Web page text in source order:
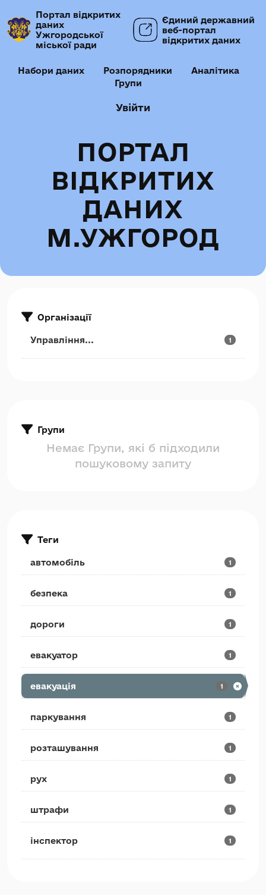
Портал відкритих
даних
Ужгородської
міської ради
Єдиний державний
веб-портал
відкритих даних
Набори даних Розпорядники
Аналітика
Групи
Увійти
ПОРТАЛ
ВІДКРИТИХ
ДАНИХ
М.УЖГОРОД
Організації
Управління... 1
Групи
Немає Групи, які б підходили
пошуковому запиту
Теги
автомобіль 1
безпека 1
дороги 1
евакуатор 1
евакуація 1
паркування 1
розташування 1
рух 1
штрафи 1
інспектор 1